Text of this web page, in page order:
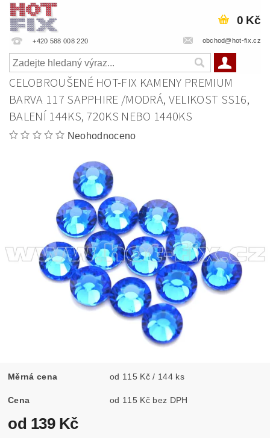
+420 588 008 220 obchod@hot-fix.cz
0 Kč
CELOBROUŠENÉ HOT-FIX KAMENY PREMIUM
BARVA 117 SAPPHIRE /MODRÁ, VELIKOST SS16,
BALENÍ 144KS, 720KS NEBO 1440KS
Neohodnoceno
Měrná cena od 115 Kč / 144 ks
Cena od 115 Kč bez DPH
od 139 Kč